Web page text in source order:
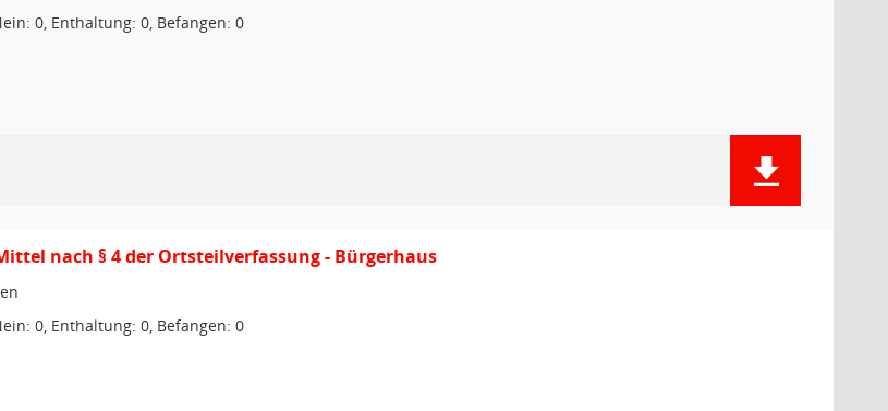
0, Enthaltung: 0, Befangen: 0
nach § 4 der Ortsteilverfassung - Bürgerhaus
0, Enthaltung: 0, Befangen: 0